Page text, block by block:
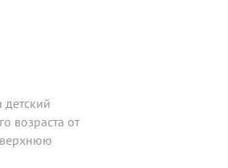
возраста от
верхнюю